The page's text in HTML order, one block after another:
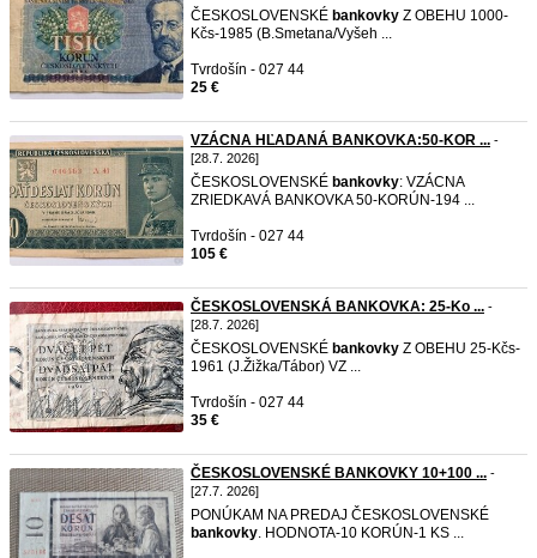
ČESKOSLOVENSKÉ bankovky Z OBEHU 1000-
Kčs-1985 (B.Smetana/Vyšeh ...
Tvrdošín - 027 44
25 €
VZÁCNA HĽADANÁ BANKOVKA:50-KOR ... -
[28.7. 2026]
ČESKOSLOVENSKÉ bankovky: VZÁCNA
ZRIEDKAVÁ BANKOVKA 50-KORÚN-194 ...
Tvrdošín - 027 44
105 €
ČESKOSLOVENSKÁ BANKOVKA: 25-Ko ... -
[28.7. 2026]
ČESKOSLOVENSKÉ bankovky Z OBEHU 25-Kčs-
1961 (J.Žižka/Tábor) VZ ...
Tvrdošín - 027 44
35 €
ČESKOSLOVENSKÉ BANKOVKY 10+100 ... -
[27.7. 2026]
PONÚKAM NA PREDAJ ČESKOSLOVENSKÉ
bankovky. HODNOTA-10 KORÚN-1 KS ...